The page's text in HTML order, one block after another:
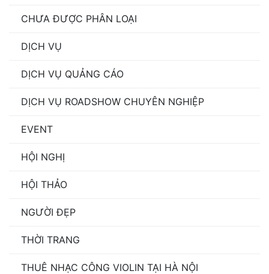
CHƯA ĐƯỢC PHÂN LOẠI
DỊCH VỤ
DỊCH VỤ QUẢNG CÁO
DỊCH VỤ ROADSHOW CHUYÊN NGHIỆP
EVENT
HỘI NGHỊ
HỘI THẢO
NGƯỜI ĐẸP
THỜI TRANG
THUÊ NHẠC CÔNG VIOLIN TẠI HÀ NỘI